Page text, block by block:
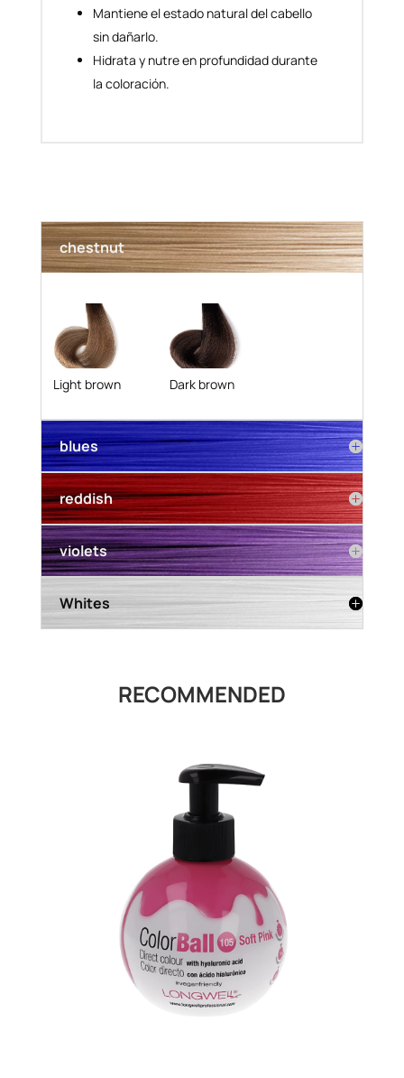
Mantiene el estado natural del cabello
sin dañarlo.
Hidrata y nutre en profundidad durante
la coloración.
chestnut
Light brown Dark brown
blues
reddish
violets
Whites
RECOMMENDED